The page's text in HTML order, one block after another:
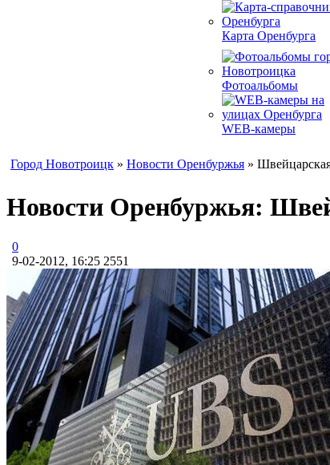
Карта Оренбурга
Фотоальбомы
WEB-камеры
Город Новотроицк » Новости Оренбуржья »
Новости Оренбуржья:
0
9-02-2012, 16:25 2551